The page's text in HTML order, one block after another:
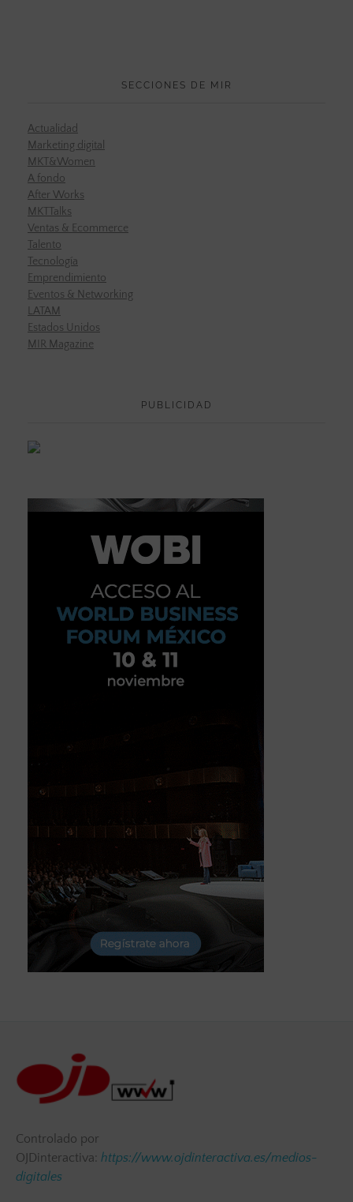
SECCIONES DE MIR
Actualidad
Marketing digital
MKT&Women
A fondo
After Works
MKTTalks
Ventas & Ecommerce
Talento
Tecnología
Emprendimiento
Eventos & Networking
LATAM
Estados Unidos
MIR Magazine
PUBLICIDAD
Controlado por
OJDinteractiva: https://www.ojdinteractiva.es/medios-
digitales